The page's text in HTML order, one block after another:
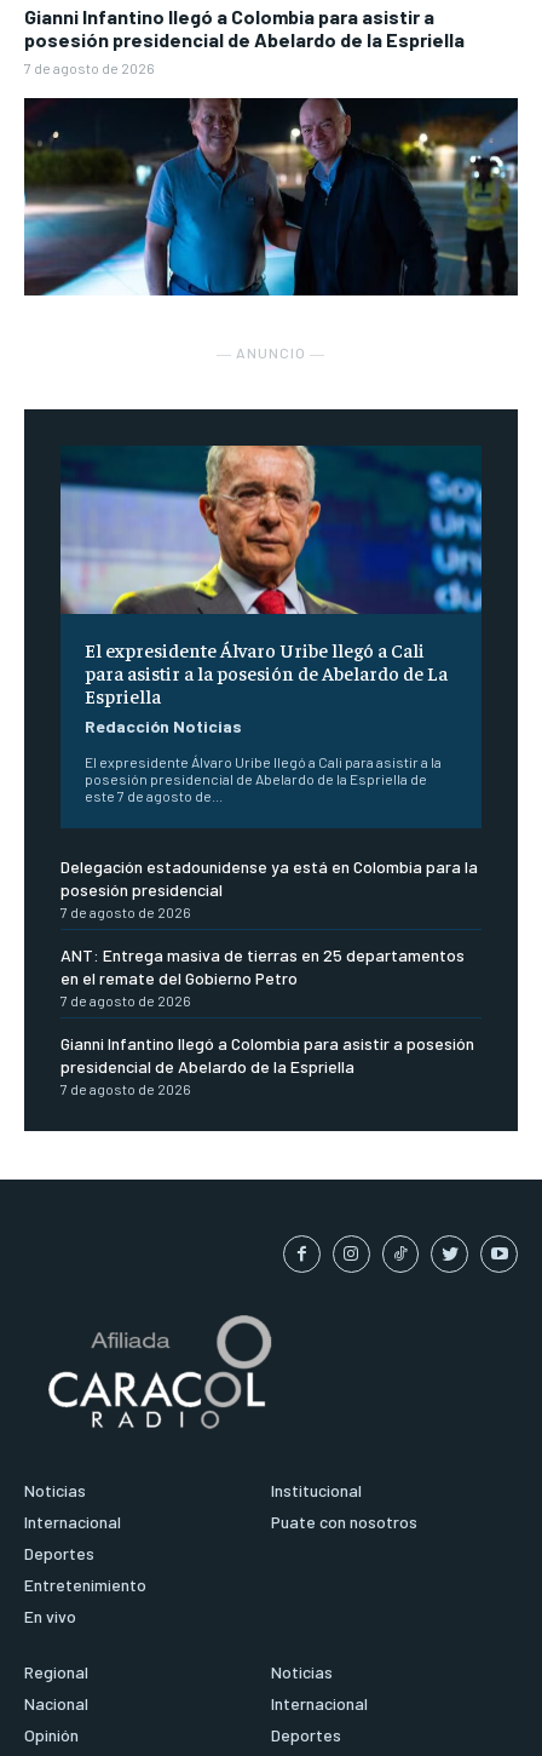
Gianni Infantino llegó a Colombia para asistir a
posesión presidencial de Abelardo de la Espriella
7 de agosto de 2026
― ANUNCIO ―
El expresidente Álvaro Uribe llegó a Cali
para asistir a la posesión de Abelardo de La
Espriella
Redacción Noticias
El expresidente Álvaro Uribe llegó a Cali para asistir a la
posesión presidencial de Abelardo de la Espriella de
este 7 de agosto de...
Delegación estadounidense ya está en Colombia para la
posesión presidencial
7 de agosto de 2026
ANT: Entrega masiva de tierras en 25 departamentos
en el remate del Gobierno Petro
7 de agosto de 2026
Gianni Infantino llegó a Colombia para asistir a posesión
presidencial de Abelardo de la Espriella
7 de agosto de 2026
Noticias
Internacional
Deportes
Entretenimiento
En vivo
Institucional
Puate con nosotros
Regional
Nacional
Opinión
Noticias
Internacional
Deportes